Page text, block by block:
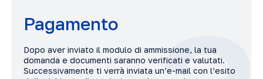
Pagamento
Dopo aver inviato il modulo di ammissione, la tua
domanda e documenti saranno verificati e valutati.
Successivamente ti verrà inviata un’e-mail con l’esito